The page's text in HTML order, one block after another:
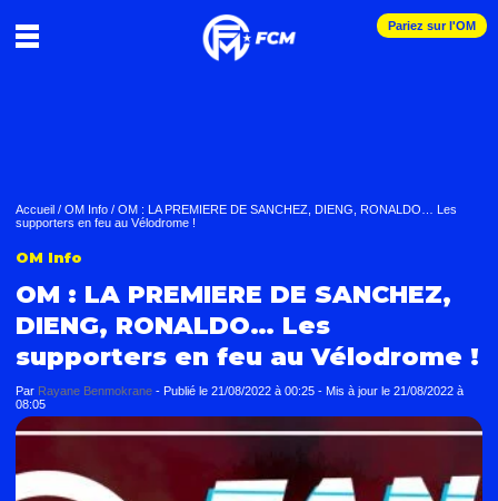
Pariez sur l'OM
Accueil / OM Info / OM : LA PREMIERE DE SANCHEZ, DIENG, RONALDO… Les
supporters en feu au Vélodrome !
OM Info
OM : LA PREMIERE DE SANCHEZ,
DIENG, RONALDO… Les
supporters en feu au Vélodrome !
Par Rayane Benmokrane - Publié le 21/08/2022 à 00:25 - Mis à jour le 21/08/2022 à
08:05